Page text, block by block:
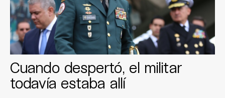
Cuando despertó, el militar
todavía estaba allí